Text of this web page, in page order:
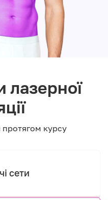
лазерної
протягом курсу
сети